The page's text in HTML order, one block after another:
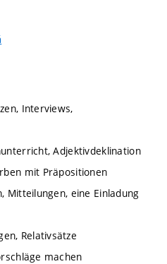
Interviews,
Adjektivdeklination
mit Präpositionen
Mitteilungen, eine Einladung
Relativsätze
machen